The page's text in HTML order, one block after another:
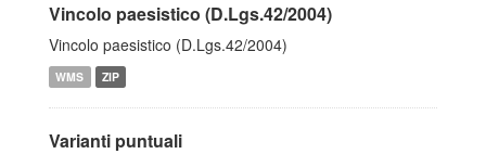
Vincolo paesistico (D.Lgs.42/2004)
Vincolo paesistico (D.Lgs.42/2004)
WMS ZIP
Varianti puntuali